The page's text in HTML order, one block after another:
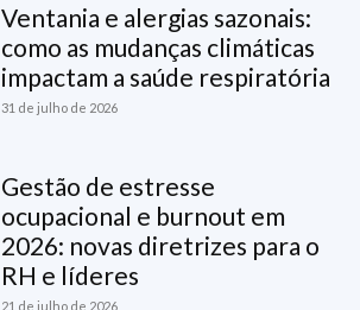
Ventania e alergias sazonais:
como as mudanças climáticas
impactam a saúde respiratória
31 de julho de 2026
Gestão de estresse
ocupacional e burnout em
2026: novas diretrizes para o
RH e líderes
21 de julho de 2026